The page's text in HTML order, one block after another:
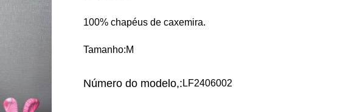
100% chapéus de caxemira.
Tamanho:M
Número do modelo,: LF2406002